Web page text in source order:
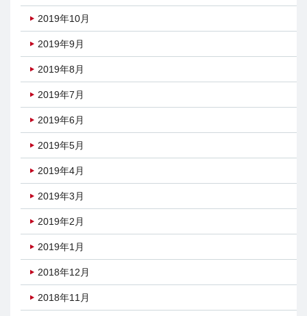
2019年10月
2019年9月
2019年8月
2019年7月
2019年6月
2019年5月
2019年4月
2019年3月
2019年2月
2019年1月
2018年12月
2018年11月